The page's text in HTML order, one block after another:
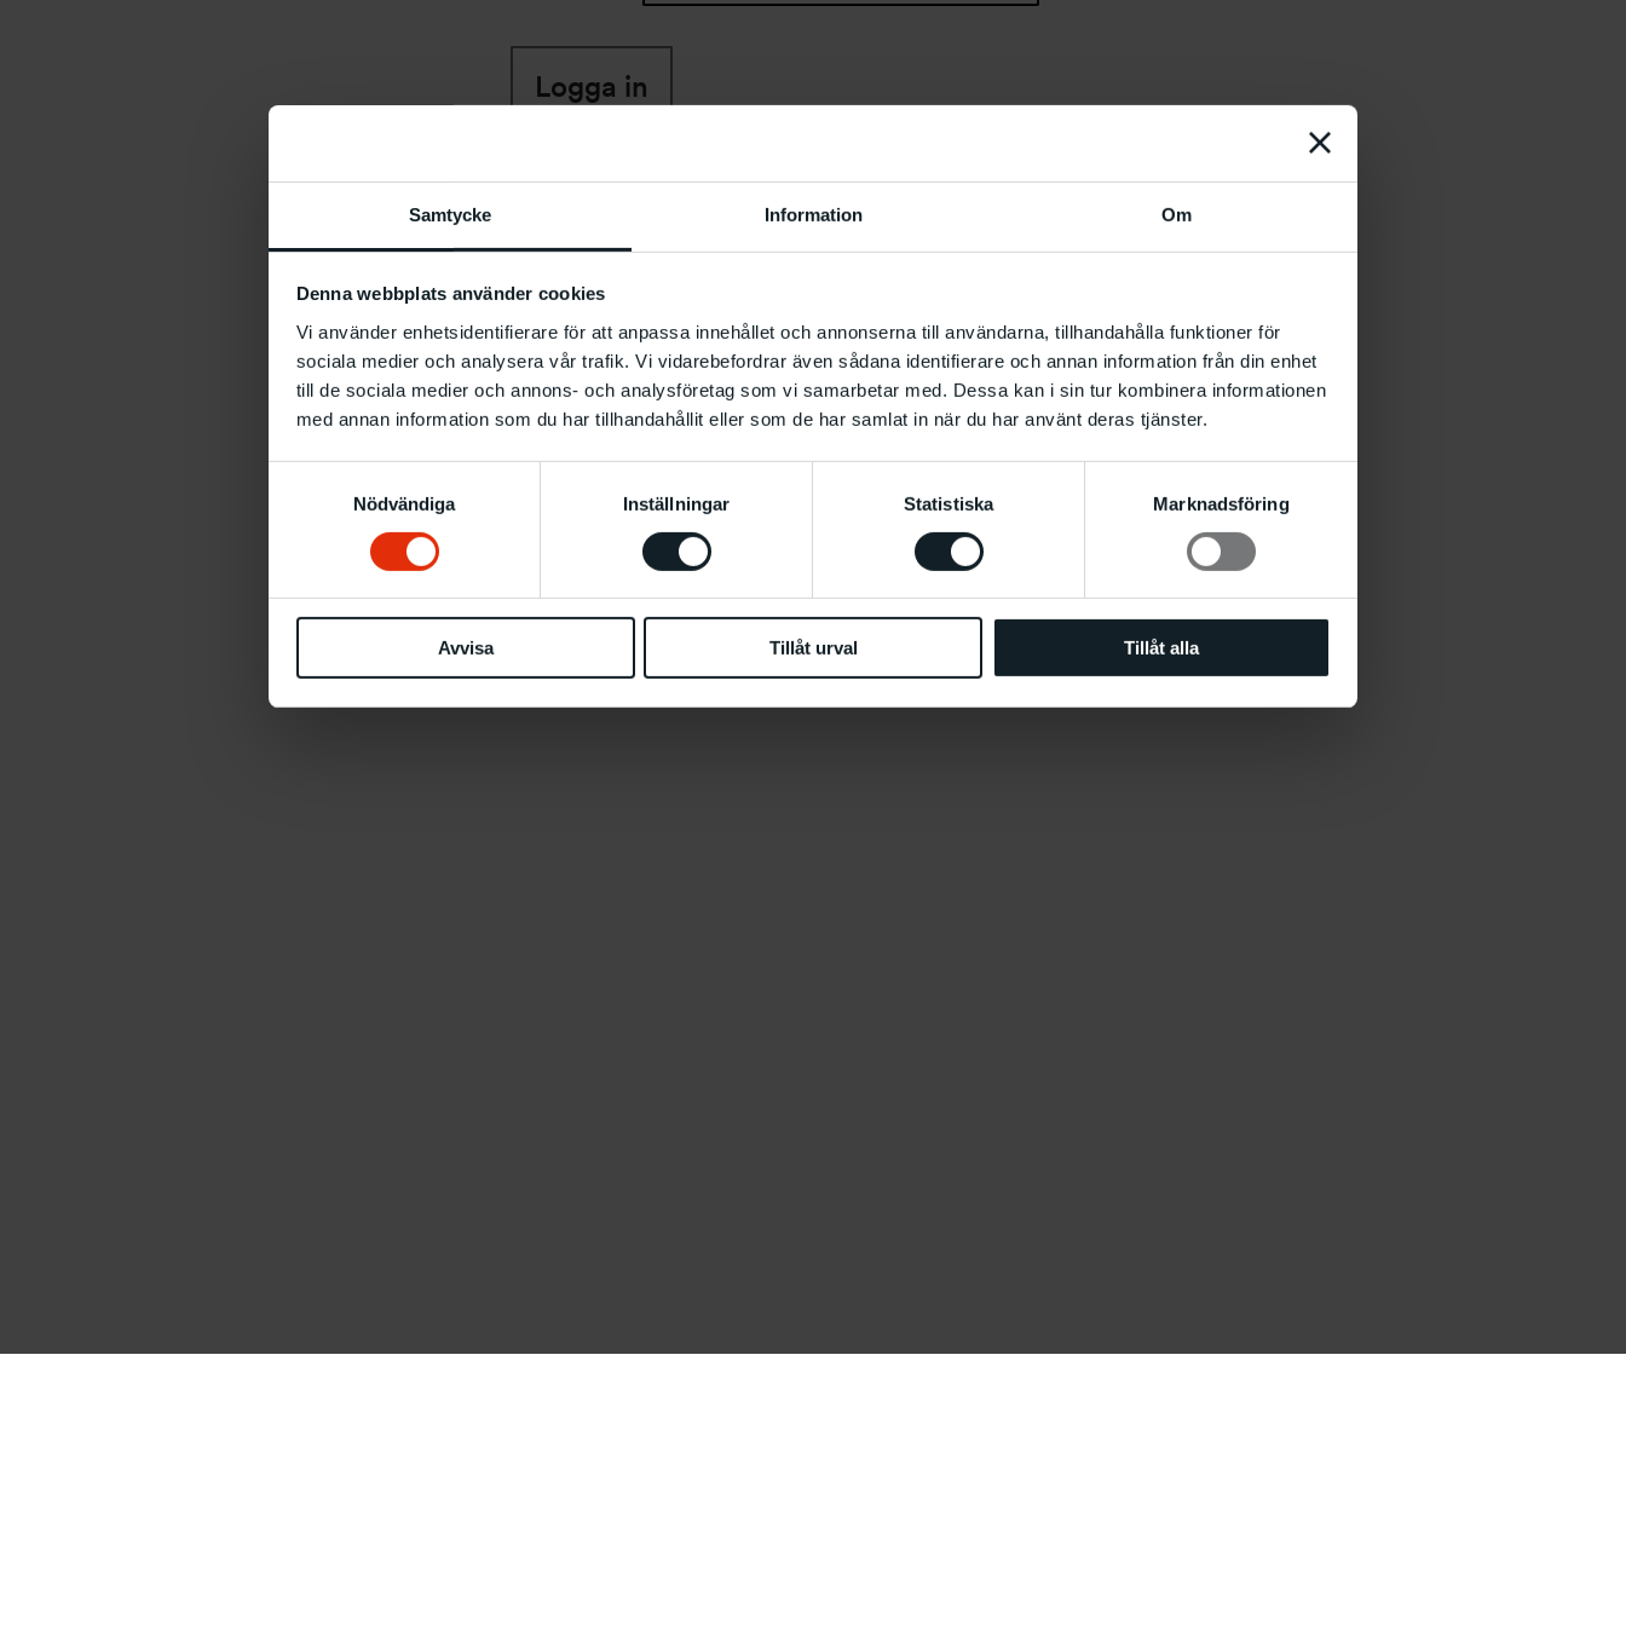
Samtycke Information Om
Denna webbplats använder cookies
Vi använder enhetsidentifierare för att anpassa innehållet och annonserna till användarna, tillhandahålla funktioner för
sociala medier och analysera vår trafik. Vi vidarebefordrar även sådana identifierare och annan information från din enhet
till de sociala medier och annons- och analysföretag som vi samarbetar med. Dessa kan i sin tur kombinera informationen
med annan information som du har tillhandahållit eller som de har samlat in när du har använt deras tjänster.
Nödvändiga
Inställningar Statistiska Marknadsföring
Avvisa Tillåt urval Tillåt alla
Logga in